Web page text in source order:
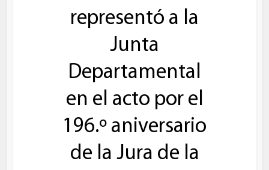
representó a la
Junta
Departamental
en el acto por el
196.º aniversario
de la Jura de la